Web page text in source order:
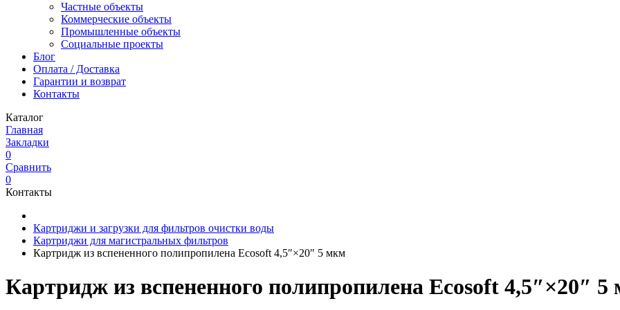
Частные объекты
Коммерческие объекты
Промышленные объекты
Социальные проекты
Блог
Оплата / Доставка
Гарантии и возврат
Контакты
Каталог
Главная
Закладки
0
Сравнить
0
Контакты
Картриджи и загрузки для фильтров очистки воды
Картриджи для магистральных фильтров
Картридж из вспененного полипропилена Ecosoft 4,5″×20″ 5 мкм
Картридж из вспененного полипропилена Ecosoft 4,5″×20″